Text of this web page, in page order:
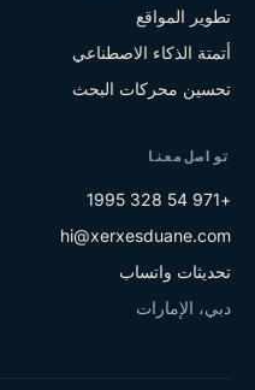
تطوير المواقع
أتمتة الذكاء الاصطناعي
تحسين محركات البحث
تواصل معنا
+971 54 328 1995
hi@xerxesduane.com
تحديثات واتساب
دبي، الإمارات